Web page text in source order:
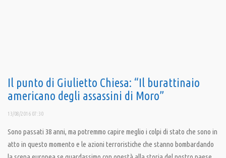
Il punto di Giulietto Chiesa: “Il burattinaio
americano degli assassini di Moro”
13/08/2016 07:30
Sono passati 38 anni, ma potremmo capire meglio i colpi di stato che sono in
atto in questo momento e le azioni terroristiche che stanno bombardando